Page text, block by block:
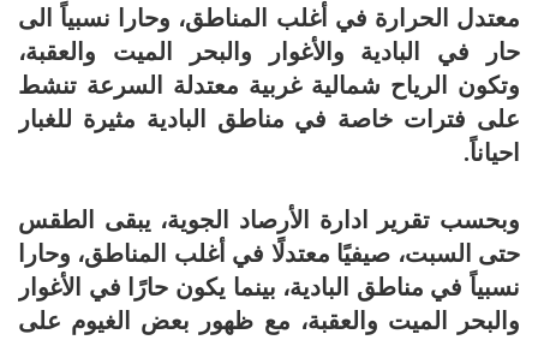
معتدل الحرارة في أغلب المناطق، وحارا نسبياً الى
حار في البادية والأغوار والبحر الميت والعقبة،
وتكون الرياح شمالية غربية معتدلة السرعة تنشط
على فترات خاصة في مناطق البادية مثيرة للغبار
احياناً.
وبحسب تقرير ادارة الأرصاد الجوية، يبقى الطقس
حتى السبت، صيفيًا معتدلًا في أغلب المناطق، وحارا
نسبياً في مناطق البادية، بينما يكون حارًا في الأغوار
والبحر الميت والعقبة، مع ظهور بعض الغيوم على